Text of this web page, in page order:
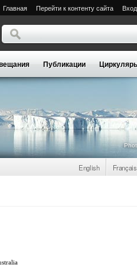
Главная Перейти к контенту сайта Вход
Форма поиска
Поиск
Публикации
English Français